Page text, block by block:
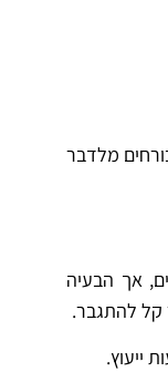
מלדבר
אך הבעיה
קל להתגבר.
ייעוץ.